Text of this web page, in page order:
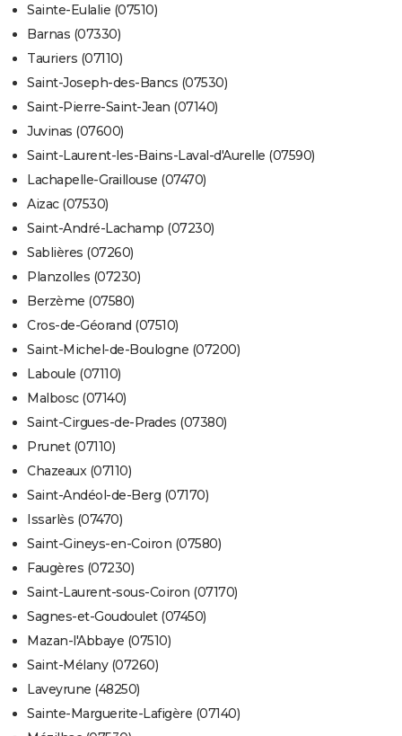
Sainte-Eulalie (07510)
Barnas (07330)
Tauriers (07110)
Saint-Joseph-des-Bancs (07530)
Saint-Pierre-Saint-Jean (07140)
Juvinas (07600)
Saint-Laurent-les-Bains-Laval-d'Aurelle (07590)
Lachapelle-Graillouse (07470)
Aizac (07530)
Saint-André-Lachamp (07230)
Sablières (07260)
Planzolles (07230)
Berzème (07580)
Cros-de-Géorand (07510)
Saint-Michel-de-Boulogne (07200)
Laboule (07110)
Malbosc (07140)
Saint-Cirgues-de-Prades (07380)
Prunet (07110)
Chazeaux (07110)
Saint-Andéol-de-Berg (07170)
Issarlès (07470)
Saint-Gineys-en-Coiron (07580)
Faugères (07230)
Saint-Laurent-sous-Coiron (07170)
Sagnes-et-Goudoulet (07450)
Mazan-l'Abbaye (07510)
Saint-Mélany (07260)
Laveyrune (48250)
Sainte-Marguerite-Lafigère (07140)